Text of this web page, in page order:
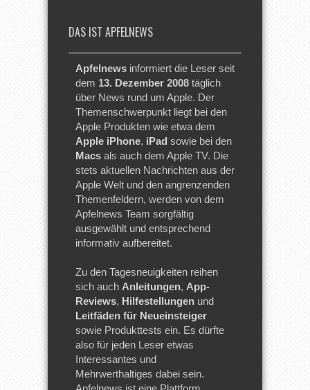
DAS IST APFELNEWS
Apfelnews informiert die Leser seit
dem 13. Dezember 2008 täglich
über News rund um Apple. Der
Themenschwerpunkt liegt bei den
Apple Produkten wie etwa dem
Apple iPhone, iPad sowie bei den
Macs als auch dem Apple TV. Die
stets aktuellen Nachrichten aus der
Apple Welt und den angrenzenden
Themenfeldern, werden von dem
Apfelnews Team sorgfältig
ausgewählt und entsprechend
informativ aufbereitet.
Zu den Tagesneuigkeiten reihen
sich auch Anleitungen, App-
Reviews, Hilfestellungen und
Leitfäden für Neueinsteiger
sowie Produkttests ein. Es dürfte
also für jeden Leser etwas
Interessantes und
Mehrwerthaltiges dabei sein.